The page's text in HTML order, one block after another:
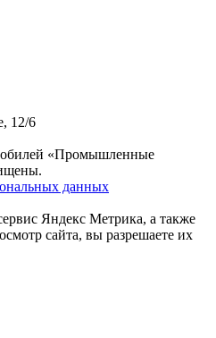
12/6
«Промышленные
данных
Яндекс Метрика, а также
сайта, вы разрешаете их